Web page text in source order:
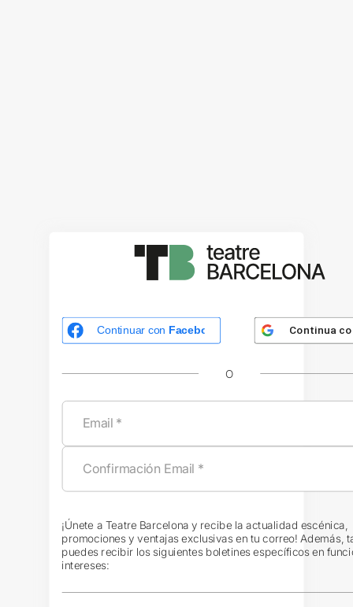
Continuar con Facebook Continua
O
¡Únete a Teatre Barcelona y recibe la actualidad escénica,
promociones y ventajas exclusivas en tu correo! Además,
puedes recibir los siguientes boletines específicos en
intereses: